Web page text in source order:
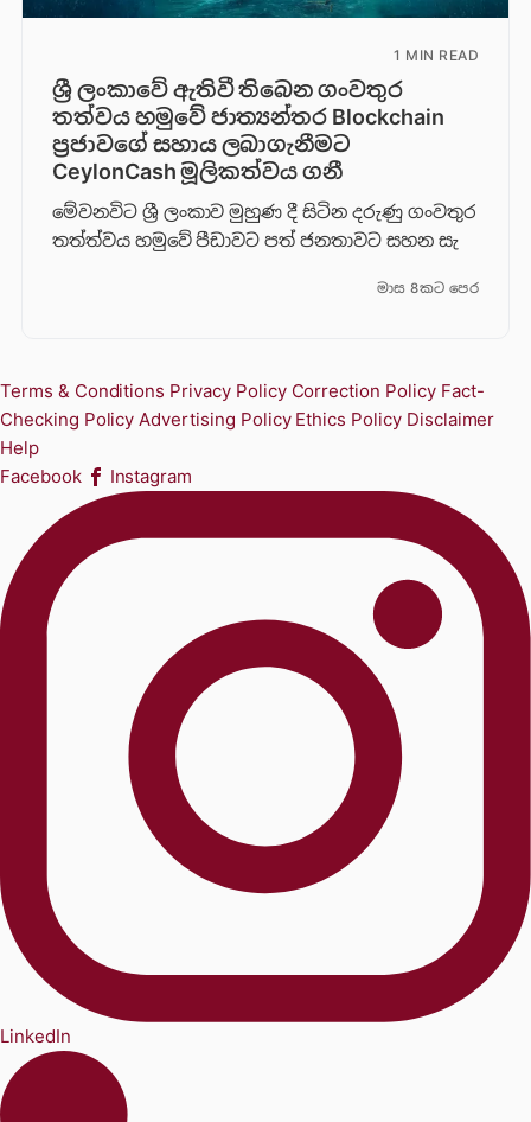
1 MIN READ
ශ්‍රී ලංකාවේ ඇතිවී තිබෙන ගංවතුර
තත්වය හමුවේ ජාත්‍යන්තර Blockchain
ප්‍රජාවගේ සහාය ලබාගැනීමට
CeylonCash මූලිකත්වය ග​නී
මේවනවිට ශ්‍රී ලංකාව මුහුණ දී සිටින දරුණු ගංවතුර
තත්ත්වය හමුවේ පීඩාවට පත් ජනතාවට සහන සැ
මාස 8කට පෙර
Terms & Conditions Privacy Policy Correction Policy Fact-
Checking Policy Advertising Policy Ethics Policy Disclaimer
Help
Facebook
Instagram
LinkedIn